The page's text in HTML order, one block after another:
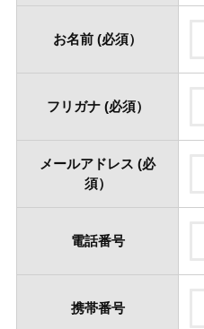
お名前 (必須）
フリガナ (必須）
メールアドレス (必
須）
電話番号
携帯番号